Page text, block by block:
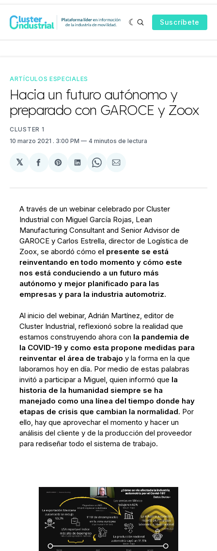
Suscríbete
ARTÍCULOS ESPECIALES
Hacia un futuro autónomo y
preparado con GAROCE y Zoox
CLUSTER 1
10 marzo 2021 . 3:00 PM 4 minutos de lectura
𝕏
Compartir
Facebook
Share
Pinterest
Compartir
LinkedIn
Share
WhatsApp
Compartir
Email
A través de un webinar celebrado por Cluster
Industrial con Miguel García Rojas, Lean
Manufacturing Consultant and Senior Advisor de
GAROCE y Carlos Estrella, director de Logística de
Zoox, se abordó cómo el presente se está
reinventando en todo momento y cómo este
nos está conduciendo a un futuro más
autónomo y mejor planificado para las
empresas y para la industria automotriz.
Al inicio del webinar, Adrián Martínez, editor de
Cluster Industrial, reflexionó sobre la realidad que
estamos construyendo ahora con la pandemia de
la COVID-19 y como esta propone medidas para
reinventar el área de trabajo y la forma en la que
laboramos hoy en día. Por medio de estas palabras
invitó a participar a Miguel, quien informó que la
historia de la humanidad siempre se ha
manejado como una línea del tiempo donde hay
etapas de crisis que cambian la normalidad. Por
ello, hay que aprovechar el momento y hacer un
análisis del cliente y de la producción del proveedor
para rediseñar todo el sistema de trabajo.